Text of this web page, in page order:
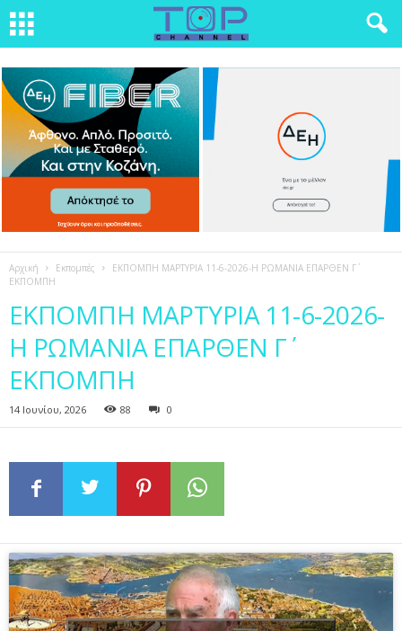
Αρχική Εκπομπές
ΕΚΠΟΜΠΗ ΜΑΡΤΥΡΙΑ 11-6-2026-Η ΡΩΜΑΝΙΑ ΕΠΑΡΘΕΝ Γ΄
ΕΚΠΟΜΠΗ
ΕΚΠΟΜΠΗ ΜΑΡΤΥΡΙΑ 11-6-2026-
Η ΡΩΜΑΝΙΑ ΕΠΑΡΘΕΝ Γ΄
ΕΚΠΟΜΠΗ
14 Ιουνίου, 2026 88 0